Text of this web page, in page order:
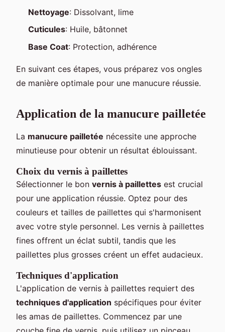
Nettoyage: Dissolvant, lime
Cuticules: Huile, bâtonnet
Base Coat: Protection, adhérence
En suivant ces étapes, vous préparez vos ongles
de manière optimale pour une manucure réussie.
Application de la manucure pailletée
La manucure pailletée nécessite une approche
minutieuse pour obtenir un résultat éblouissant.
Choix du vernis à paillettes
Sélectionner le bon vernis à paillettes est crucial
pour une application réussie. Optez pour des
couleurs et tailles de paillettes qui s'harmonisent
avec votre style personnel. Les vernis à paillettes
fines offrent un éclat subtil, tandis que les
paillettes plus grosses créent un effet audacieux.
Techniques d'application
L'application de vernis à paillettes requiert des
techniques d'application spécifiques pour éviter
les amas de paillettes. Commencez par une